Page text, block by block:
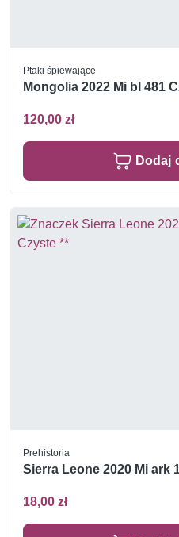
Ptaki śpiewające
Mongolia 2022 Mi bl 481
120,00 zł
Dodaj
Prehistoria
Sierra Leone 2020 Mi ark
18,00 zł